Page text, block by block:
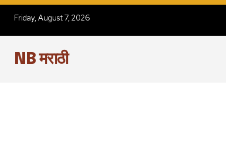
Friday, August 7, 2026
NB मराठी